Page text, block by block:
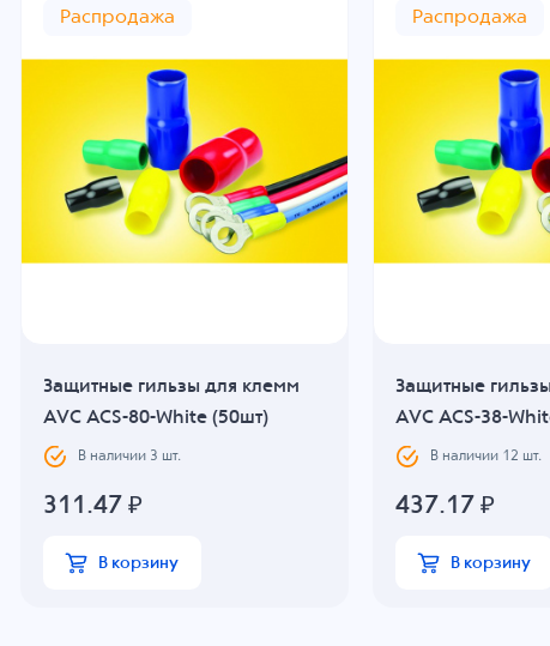
Распродажа
Защитные гильзы для клемм
AVC ACS-80-White (50шт)
В наличии 3 шт.
311.47 ₽
В корзину
Распродажа
Защитные
AVC ACS-38-
В наличии 12 шт.
437.17 ₽
В корзину